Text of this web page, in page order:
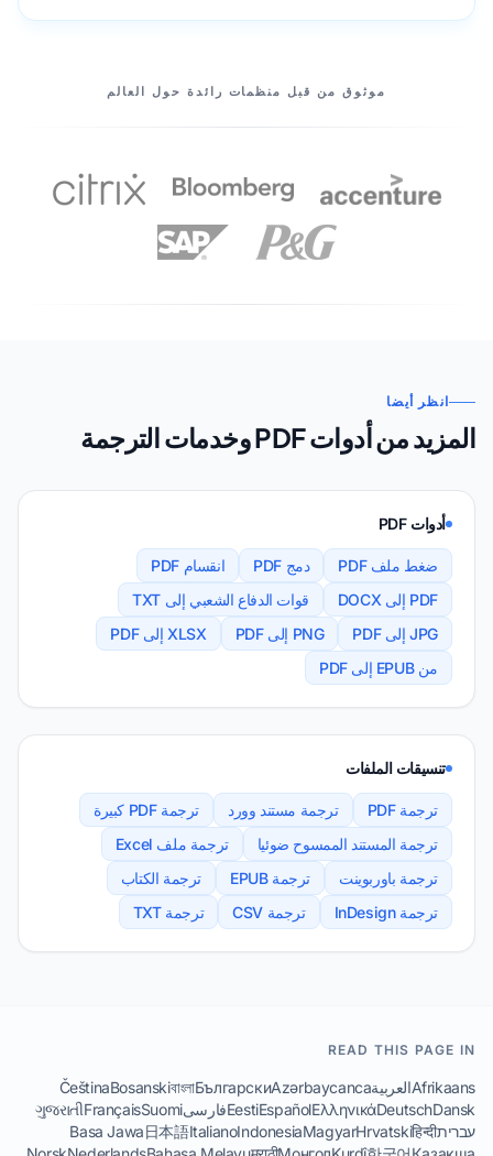
موثوق من قبل منظمات رائدة حول العالم
انظر أيضا
المزيد من أدوات PDF وخدمات الترجمة
أدوات PDF
ضغط ملف PDF دمج PDF
انقسام PDF
PDF إلى DOCX
قوات الدفاع الشعبي إلى TXT
JPG إلى PDF
PNG إلى PDF
XLSX إلى PDF
من EPUB إلى PDF
تنسيقات الملفات
ترجمة PDF ترجمة مستند وورد
ترجمة PDF كبيرة
ترجمة المستند الممسوح ضوئيا
ترجمة ملف Excel
ترجمة باوربوينت
ترجمة EPUB
ترجمة الكتاب
ترجمة InDesign
ترجمة CSV ترجمة TXT
READ THIS PAGE IN
AfrikaansالعربيةAzərbaycanca
Български
বাংলা
Bosanski
Čeština
Dansk
Deutsch
Ελληνικά
Español
EestiفارسیSuomi
Français
ગુજરાતી
עבריתहिन्दी
Hrvatski
Magyar
Indonesia
Italiano
日本語
Basa Jawa